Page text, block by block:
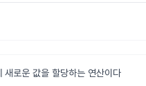
새로운 값을 할당하는 연산이다